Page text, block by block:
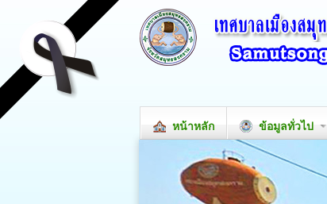
หน้าหลัก ข้อมูลทั่วไป